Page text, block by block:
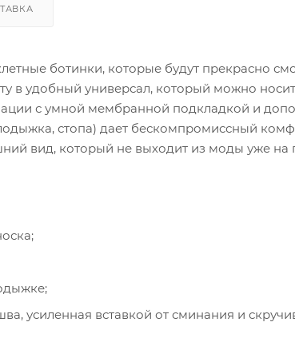
ботинки, которые будут прекрасно
в удобный универсал, который можно
с умной мембранной подкладкой и
стопа) дает бескомпромиссный
вид, который не выходит из моды уже на
усиленная вставкой от сминания и